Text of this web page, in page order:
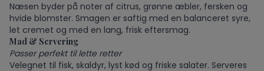
Næsen byder på noter af citrus, grønne æbler, fersken og
hvide blomster. Smagen er saftig med en balanceret syre,
let cremet og med en lang, frisk eftersmag.
Mad & Servering
Passer perfekt til lette retter
Velegnet til fisk, skaldyr, lyst kød og friske salater. Serveres